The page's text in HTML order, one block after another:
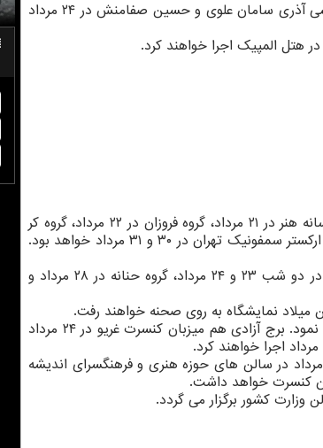
سالن وزارت كشور هم در تاریخ ۲۱ مرداد میزبان كنسرت موسیقی و حركات نمایشی آذری سامان علوی و حسین صفامنش در ۲۴ مرداد
در شب های پیش رو تالار وحدت میزبان اجراهایی همانند اركستر سمفونیك رسانه هنر در ۲۱ مرداد، گروه فروزان در ۲۲ مرداد، گروه كر
شهر تهران در ۲۵ مرداد، حسین ضروری در ۲۶ مرداد، اركستر آیسو در ۲۸ مرداد و اركستر سمفونیك تهران در ۳۰ و ۳۱ مرداد خواهد بود.
خانه هنرمندان هم چهار اجرای گروه وهاران در ۲۱ مرداد، گروه تنبورنوازان حافظ در دو شب ۲۳ و ۲۴ مرداد، گروه حنانه در ۲۸ مرداد و
كنسرت شیدایی گروه سه عود هم در ۲۱ مرداد در فرهنگسرای نیاوران اجرا خواهد نمود. برج آزادی هم میزبان كنسرت غریو در ۲۴ مرداد
دو گروه دل و جان و گروه آذربایجانی ساری بولبول به ترتیب در دو روز ۲۸ و ۲۹ مرداد در سالن های حوزه هنری و فرهنگسرای اندیشه